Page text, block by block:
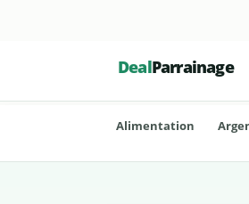
DealParrainage
Alimentation